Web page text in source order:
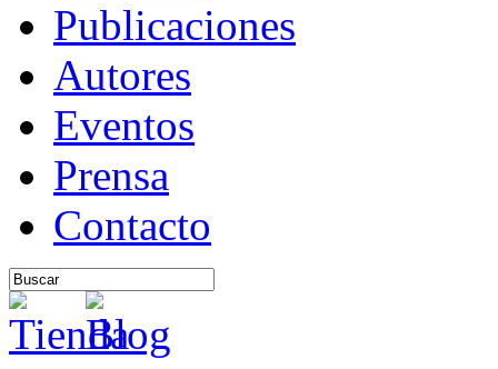
Publicaciones
Autores
Eventos
Prensa
Contacto